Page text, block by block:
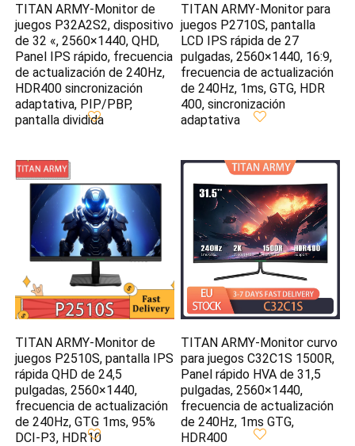
TITAN ARMY-Monitor de
juegos P32A2S2, dispositivo
de 32 «, 2560×1440, QHD,
Panel IPS rápido, frecuencia
de actualización de 240Hz,
HDR400 sincronización
adaptativa, PIP/PBP,
pantalla dividida
TITAN ARMY-Monitor para
juegos P2710S, pantalla
LCD IPS rápida de 27
pulgadas, 2560×1440, 16:9,
frecuencia de actualización
de 240Hz, 1ms, GTG, HDR
400, sincronización
adaptativa
TITAN ARMY-Monitor de
juegos P2510S, pantalla IPS
rápida QHD de 24,5
pulgadas, 2560×1440,
frecuencia de actualización
de 240Hz, GTG 1ms, 95%
DCI-P3, HDR10
TITAN ARMY-Monitor curvo
para juegos C32C1S 1500R,
Panel rápido HVA de 31,5
pulgadas, 2560×1440,
frecuencia de actualización
de 240Hz, 1ms GTG,
HDR400